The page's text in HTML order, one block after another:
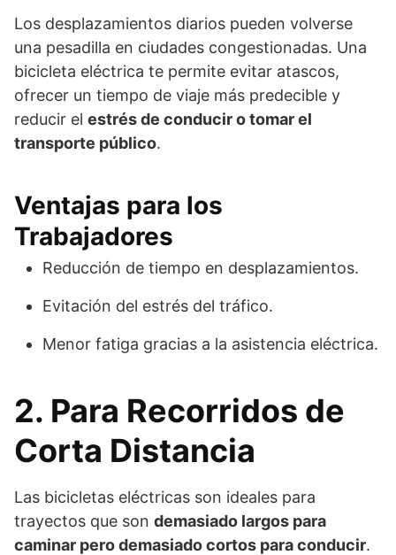
Los desplazamientos diarios pueden volverse
una pesadilla en ciudades congestionadas. Una
bicicleta eléctrica te permite evitar atascos,
ofrecer un tiempo de viaje más predecible y
reducir el estrés de conducir o tomar el
transporte público.
Ventajas para los
Trabajadores
Reducción de tiempo en desplazamientos.
Evitación del estrés del tráfico.
Menor fatiga gracias a la asistencia eléctrica.
2. Para Recorridos de
Corta Distancia
Las bicicletas eléctricas son ideales para
trayectos que son demasiado largos para
caminar pero demasiado cortos para conducir.